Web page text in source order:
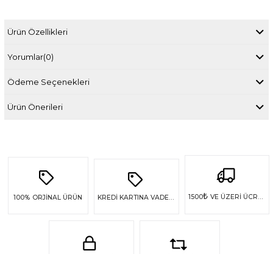
Ürün Özellikleri
Yorumlar(0)
Ödeme Seçenekleri
Ürün Önerileri
100% ORJİNAL ÜRÜN 1500₺ VE ÜZERİ ÜCRETSİZ KARGO